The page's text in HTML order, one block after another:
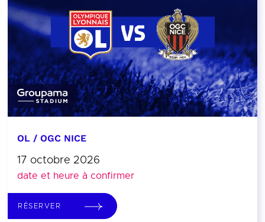
OL / OGC NICE
17 octobre 2026
date et heure à confirmer
RÉSERVER